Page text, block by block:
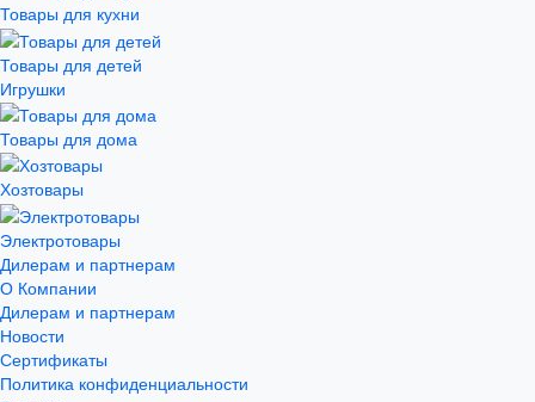
Товары для кухни
Товары для детей
Игрушки
Товары для дома
Хозтовары
Электротовары
Дилерам и партнерам
О Компании
Дилерам и партнерам
Новости
Сертификаты
Политика конфиденциальности